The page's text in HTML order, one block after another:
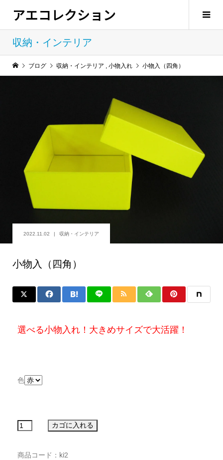
アエコレクション
収納・インテリア
ブログ 収納・インテリア , 小物入れ 小物入（四角）
2022.11.02 収納・インテリア
小物入（四角）
選べる小物入れ！大きめサイズで大活躍！
色
商品コード：ki2